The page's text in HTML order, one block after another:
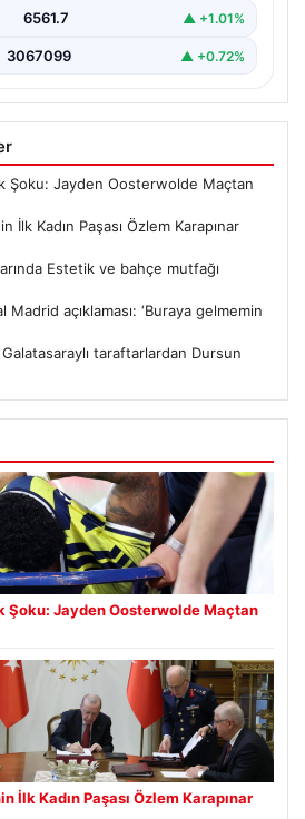
6561.7 ▲ +1.01%
3067099 ▲ +0.72%
Şoku: Jayden Oosterwolde Maçtan
İlk Kadın Paşası Özlem Karapınar
Estetik ve bahçe mutfağı
Madrid açıklaması: ‘Buraya gelmemin
taraftarlardan Dursun
Şoku: Jayden Oosterwolde Maçtan
İlk Kadın Paşası Özlem Karapınar